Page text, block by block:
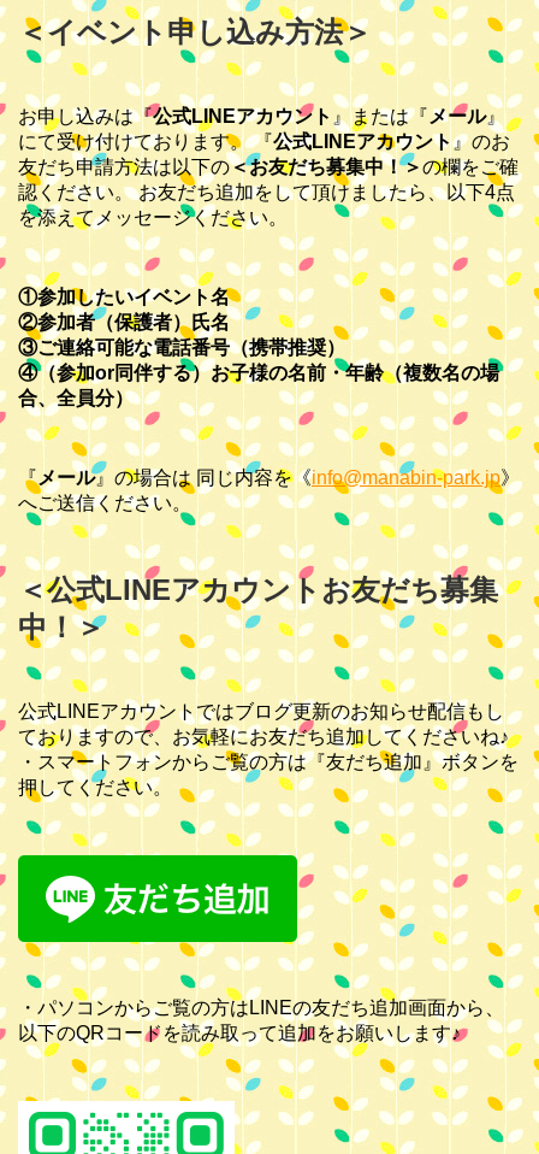
＜イベント申し込み方法＞
お申し込みは『公式LINEアカウント 』または『メール』
にて受け付けております。 『公式LINEアカウント』のお
友だち申請方法は以下の＜お友だち募集中！＞の欄をご確
認ください。 お友だち追加をして頂けましたら、以下4点
を添えてメッセージください。
①参加したいイベント名
②参加者（保護者）氏名
③ご連絡可能な電話番号（携帯推奨）
④（参加or同伴する）お子様の名前・年齢（複数名の場
合、全員分）
『メール』の場合は 同じ内容を《info@manabin-park.jp》
へご送信ください。
＜公式LINEアカウントお友だち募集
中！＞
公式LINEアカウントではブログ更新のお知らせ配信もし
ておりますので、お気軽にお友だち追加してくださいね♪
・スマートフォンからご覧の方は『友だち追加』ボタンを
押してください。
・パソコンからご覧の方はLINEの友だち追加画面から、
以下のQRコードを読み取って追加をお願いします♪